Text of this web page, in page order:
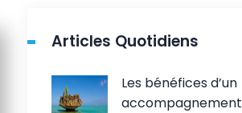
Articles Quotidiens
Les bénéfices d’un
accompagnement